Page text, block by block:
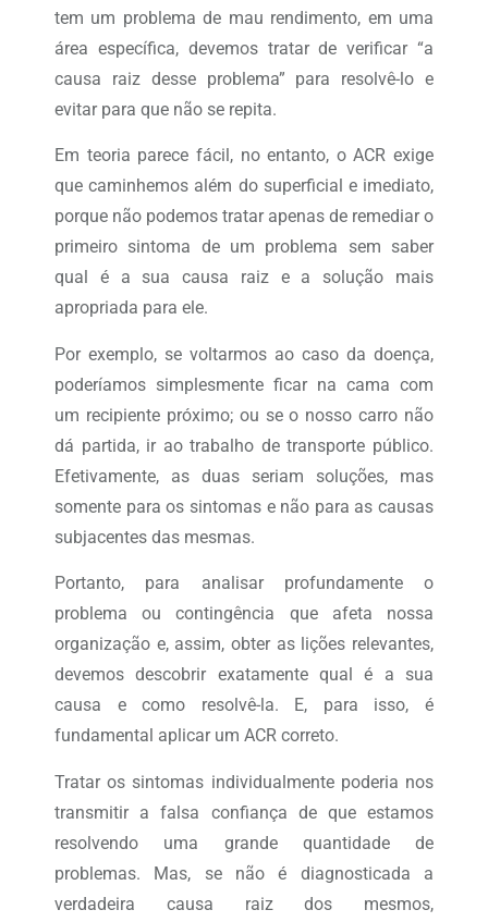
tem um problema de mau rendimento, em uma
área específica, devemos tratar de verificar “a
causa raiz desse problema” para resolvê-lo e
evitar para que não se repita.
Em teoria parece fácil, no entanto, o ACR exige
que caminhemos além do superficial e imediato,
porque não podemos tratar apenas de remediar o
primeiro sintoma de um problema sem saber
qual é a sua causa raiz e a solução mais
apropriada para ele.
Por exemplo, se voltarmos ao caso da doença,
poderíamos simplesmente ficar na cama com
um recipiente próximo; ou se o nosso carro não
dá partida, ir ao trabalho de transporte público.
Efetivamente, as duas seriam soluções, mas
somente para os sintomas e não para as causas
subjacentes das mesmas.
Portanto, para analisar profundamente o
problema ou contingência que afeta nossa
organização e, assim, obter as lições relevantes,
devemos descobrir exatamente qual é a sua
causa e como resolvê-la. E, para isso, é
fundamental aplicar um ACR correto.
Tratar os sintomas individualmente poderia nos
transmitir a falsa confiança de que estamos
resolvendo uma grande quantidade de
problemas. Mas, se não é diagnosticada a
verdadeira causa raiz dos mesmos,